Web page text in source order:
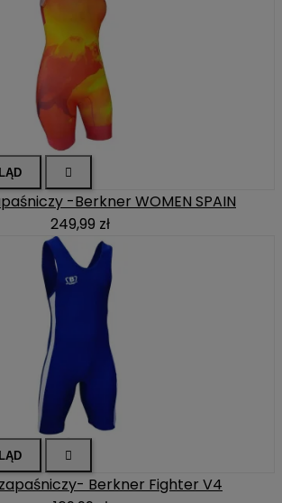

-Berkner WOMEN SPAIN
249,99 zł

Berkner Fighter V4